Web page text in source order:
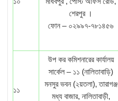
শেরপুর ।
ফোন – ০২৯৯৭-৭৮১৪৫৬
১১
উপ কর কমিশনারের কার্যালয়
সার্কেল – ১১ (নালিতাবাড়ি)
মনসুর ভবন (২য়তলা), তারাগঞ্জ
মধ্য বাজার, নালিতাবাড়ী,